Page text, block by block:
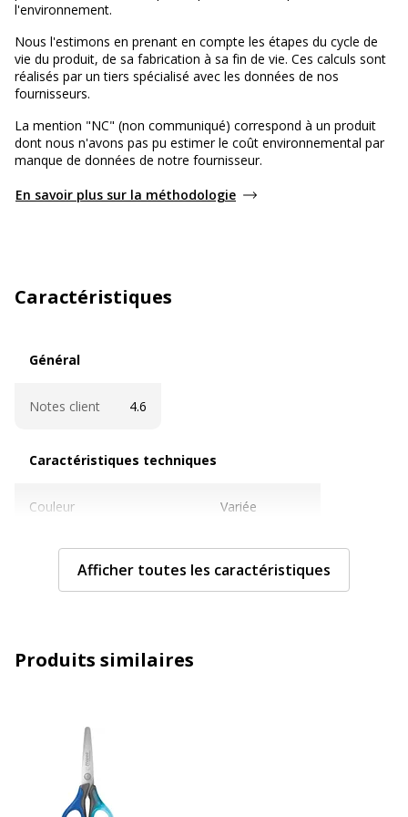
l'environnement.
Nous l'estimons en prenant en compte les étapes du cycle de
vie du produit, de sa fabrication à sa fin de vie. Ces calculs sont
réalisés par un tiers spécialisé avec les données de nos
fournisseurs.
La mention "NC" (non communiqué) correspond à un produit
dont nous n'avons pas pu estimer le coût environnemental par
manque de données de notre fournisseur.
En savoir plus sur la méthodologie
Caractéristiques
Général
Notes client 4.6
Caractéristiques techniques
Couleur Variée
Ergonomie droitier/gaucher Pour gauchers
Type outil de coupe
Type de pointe
Afficher toutes les caractéristiques
Produits similaires